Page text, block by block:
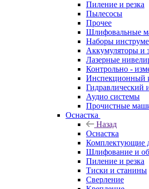
Пиление и резка
Пылесосы
Прочее
Шлифовальные
Наборы
Аккумуляторы и
Лазерные
Контрольно -
Инспекционный
Гидравлический
Аудио системы
Прочистные
Оснастка
Назад
Оснастка
Комплектующие
Шлифование и
Пиление и резка
Тиски и станины
Сверление